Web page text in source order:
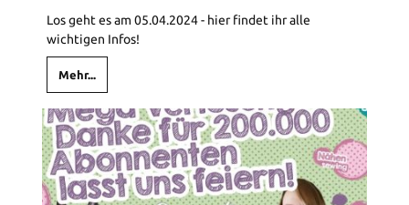
Los geht es am 05.04.2024 - hier findet ihr alle
wichtigen Infos!
Mehr...